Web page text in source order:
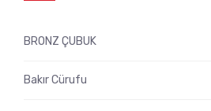
BRONZ ÇUBUK
Bakır Cürufu